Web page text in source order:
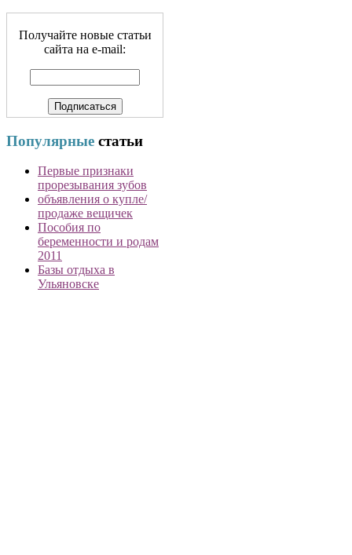
Получайте новые статьи
сайта на e-mail:
Популярные статьи
Первые признаки
прорезывания зубов
объявления о купле/
продаже вещичек
Пособия по
беременности и родам
2011
Базы отдыха в
Ульяновске